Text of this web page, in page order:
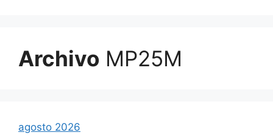
Archivo MP25M
agosto 2026